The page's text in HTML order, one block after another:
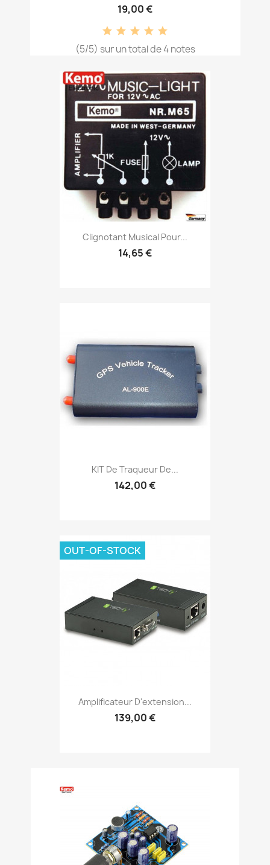
19,00 €
(5/5) sur un total de 4 notes
Clignotant Musical Pour...
14,65 €
KIT De Traqueur De...
142,00 €
Amplificateur D'extension...
139,00 €
OUT-OF-STOCK